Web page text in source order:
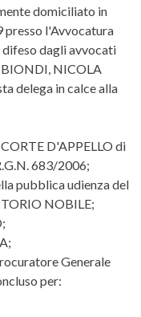
domiciliato in
presso l'Avvocatura
dagli avvocati
NICOLA
delega in calce alla
D'APPELLO di
683/2006;
pubblica udienza del
NOBILE;
Generale
per: